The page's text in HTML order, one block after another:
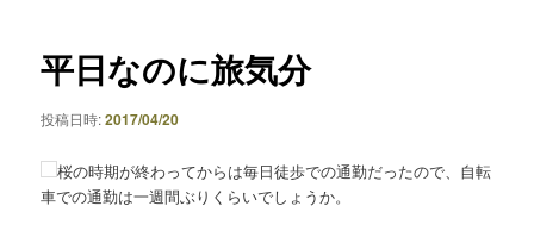
ン
平日なのに旅気分
投稿日時:2017/04/20
桜の時期が終わってからは毎日徒歩での通勤だったので、自転
車での通勤は一週間ぶりくらいでしょうか。